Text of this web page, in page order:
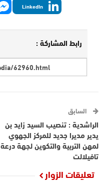
LinkedIn
رابط المشاركة :
السابق
الراشدية : تنصيب السيد زايد بن
يدير مديرا جديد للمركز الجهوي
لمهن التربية والتكوين لجهة درعة
تافيلالت
تعليقات الزوار